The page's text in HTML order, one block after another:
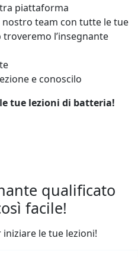
piattaforma
nostro team con tutte le tue
l’insegnante
e conoscilo
tue lezioni di batteria!
qualificato
facile!
le tue lezioni!